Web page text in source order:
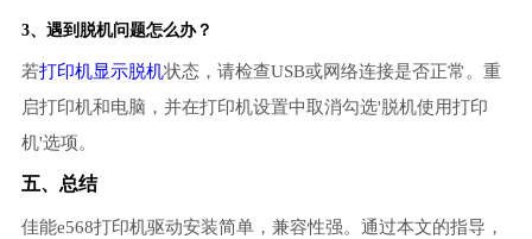
3、遇到脱机问题怎么办？
若打印机显示脱机状态，请检查USB或网络连接是否正常。重
启打印机和电脑，并在打印机设置中取消勾选'脱机使用打印
机'选项。
五、总结
佳能e568打印机驱动安装简单，兼容性强。通过本文的指导，